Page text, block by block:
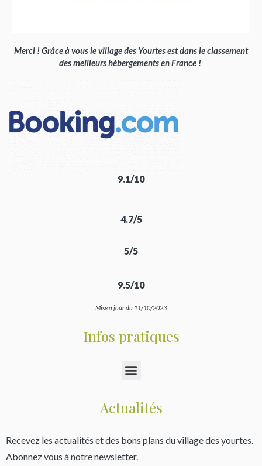
Merci ! Grâce à vous le village des Yourtes est dans le classement
des meilleurs hébergements en France !
9.1/10
4.7/5
5/5
9.5/10
Mise à jour du 11/10/2023
Infos pratiques
Actualités
Recevez les actualités et des bons plans du village des yourtes.
Abonnez vous à notre newsletter.